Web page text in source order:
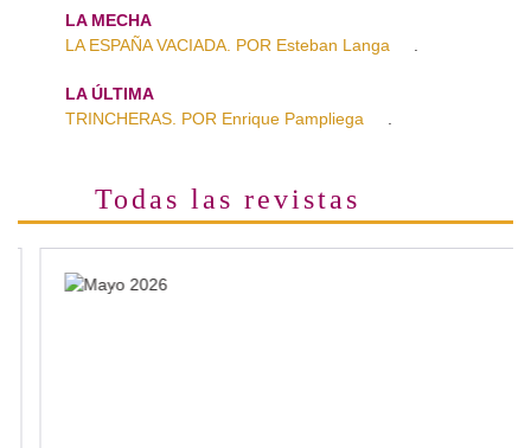
LA MECHA
LA ESPAÑA VACIADA. POR Esteban Langa
LA ÚLTIMA
TRINCHERAS. POR Enrique Pampliega
Todas las revistas